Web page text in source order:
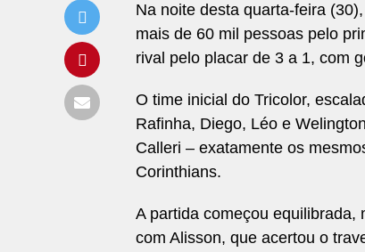
Na noite desta quarta-feira
mais de 60 mil pessoas pelo
rival pelo placar de 3 a 1, com
O time inicial do Tricolor,
Rafinha, Diego, Léo e
Calleri – exatamente os
Corinthians.
A partida começou equilibrada,
com Alisson, que acertou o